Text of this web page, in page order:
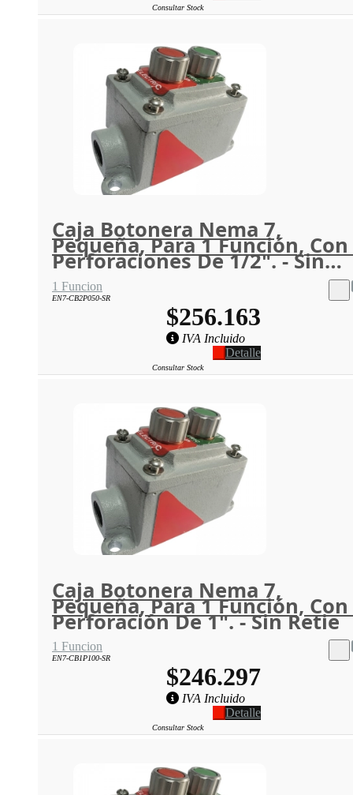
Consultar Stock
Caja Botonera Nema 7,
Pequeña, Para 1 Función, Con
Perforaciones De 1/2". - Sin
Retie
1 Funcion
EN7-CB2P050-SR
$256.163
IVA Incluido
Detalle
Consultar Stock
Caja Botonera Nema 7,
Pequeña, Para 1 Función, Con
Perforación De 1". - Sin Retie
1 Funcion
EN7-CB1P100-SR
$246.297
IVA Incluido
Detalle
Consultar Stock